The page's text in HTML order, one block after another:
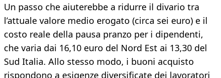
Un passo che aiuterebbe a ridurre il divario tra
l’attuale valore medio erogato (circa sei euro) e il
costo reale della pausa pranzo per i dipendenti,
che varia dai 16,10 euro del Nord Est ai 13,30 del
Sud Italia. Allo stesso modo, i buoni acquisto
rispondono a esigenze diversificate dei lavoratori